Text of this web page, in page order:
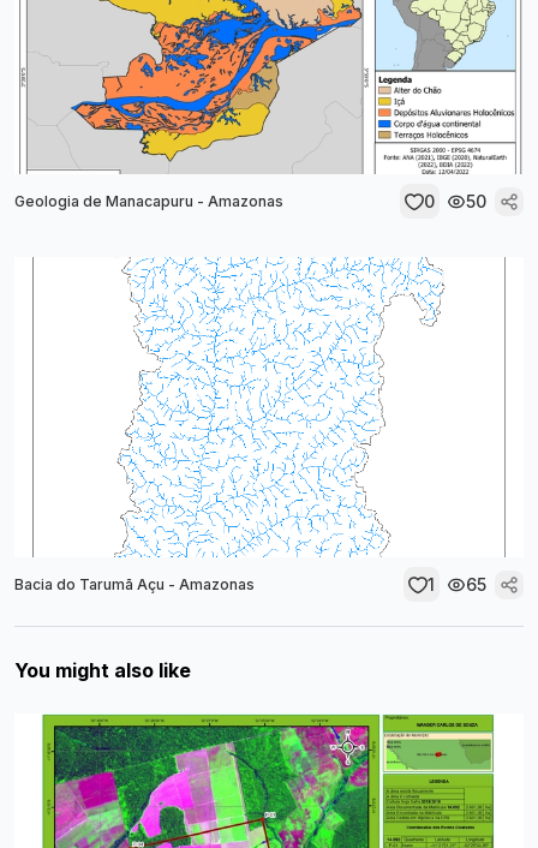
Geologia de Manacapuru - Amazonas 0 50
Bacia do Tarumã Açu - Amazonas 1 65
You might also like